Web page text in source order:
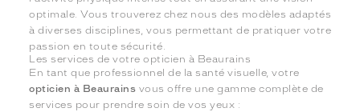
optimale. Vous trouverez chez nous des modèles adaptés
à diverses disciplines, vous permettant de pratiquer votre
passion en toute sécurité.
Les services de votre opticien à Beaurains
En tant que professionnel de la santé visuelle, votre
opticien à Beaurains vous offre une gamme complète de
services pour prendre soin de vos yeux :